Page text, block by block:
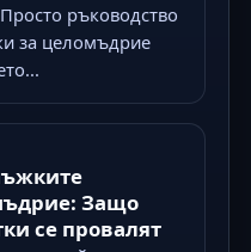
ръководство
за целомъдрие
Защо
се провалят